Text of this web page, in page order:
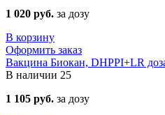
1 020 руб. за дозу
В корзину
Оформить заказ
Вакцина Биокан, DHPPI+LR
В наличии 25
1 105 руб. за дозу